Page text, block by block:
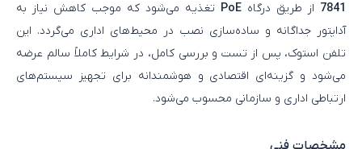
7841 از طریق درگاه PoE تغذیه می‌شود که موجب کاهش نیاز به
آداپتور جداگانه و ساده‌سازی نصب در محیط‌های اداری می‌گردد. این
تلفن استوک، پس از تست و بررسی کامل، در شرایط کاملاً سالم عرضه
می‌شود و گزینه‌ای اقتصادی و هوشمندانه برای تجهیز سیستم‌های
ارتباطی اداری و سازمانی محسوب می‌شود.
مشخصات فنی